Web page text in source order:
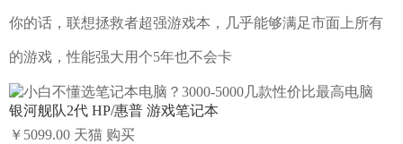
你的话，联想拯救者超强游戏本，几乎能够满足市面上所有
的游戏，性能强大用个5年也不会卡
银河舰队2代 HP/惠普 游戏笔记本
￥5099.00 天猫 购买